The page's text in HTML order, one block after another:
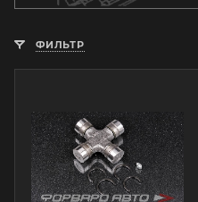
ФИЛЬТР